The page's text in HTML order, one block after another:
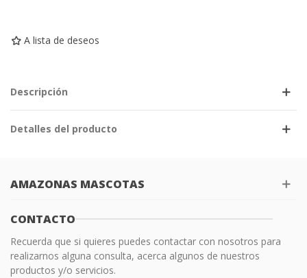
A lista de deseos
Descripción
Detalles del producto
AMAZONAS MASCOTAS
CONTACTO
Recuerda que si quieres puedes contactar con nosotros para
realizarnos alguna consulta, acerca algunos de nuestros
productos y/o servicios.